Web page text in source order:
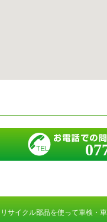
リサイクル部品を使って車検